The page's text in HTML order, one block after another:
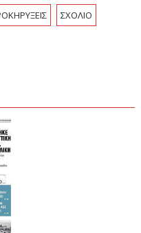
ΣΧΟΛΙΟ